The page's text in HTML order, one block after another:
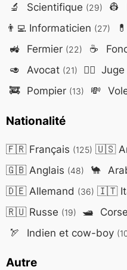
🔬 Scientifique (29) 👷
👨‍💻Informaticien (27) 💊
🚜 Fermier (22) ☕
🥑 Avocat (21) 👨‍⚖️ Juge
🚒 Pompier (13) 💸
Nationalité
🇫🇷Français (125) 🇺🇸
🇬🇧Anglais (48) 🐪
🇩🇪Allemand (36) 🇮🇹
🇷🇺Russe (19) 🛥️ Corse
🏹 Indien et cow-boy
Autre